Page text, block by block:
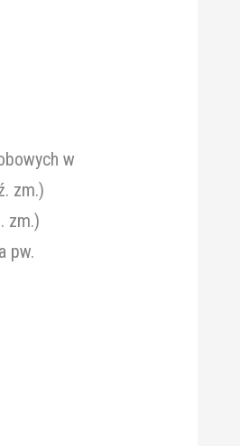
w
zm.)
zm.)
pw.